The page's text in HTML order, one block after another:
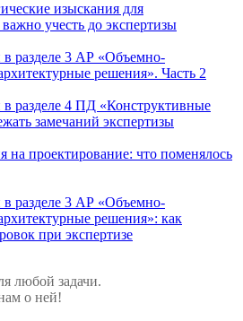
изыскания для
важно учесть до экспертизы
разделе 3 АР «Объемно-
решения». Часть 2
разделе 4 ПД «Конструктивные
замечаний экспертизы
на проектирование: что поменялось
разделе 3 АР «Объемно-
решения»: как
при экспертизе
любой задачи.
о ней!